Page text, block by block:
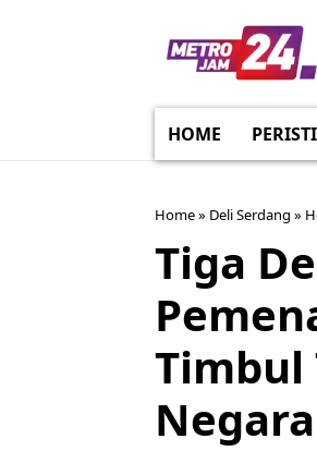
HOME
Home» Deli Serdang »
Tiga
Timbul